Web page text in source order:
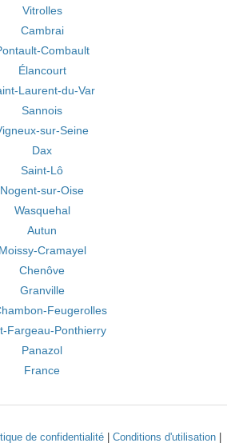
Vitrolles
Cambrai
Combault
Élancourt
Laurent-du-Var
Sannois
sur-Seine
Dax
Saint-Lô
Nogent-sur-Oise
Wasquehal
Autun
Moissy-Cramayel
Chenôve
Granville
Feugerolles
Fargeau-Ponthierry
Panazol
France
de confidentialité| Conditions d'utilisation|